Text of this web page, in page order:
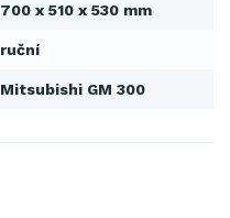
700 x 510 x 530 mm
ruční
Mitsubishi GM 300